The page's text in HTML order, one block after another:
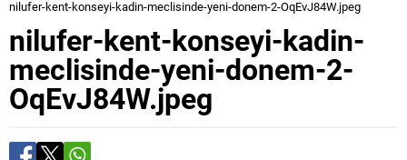
nilufer-kent-konseyi-kadin-meclisinde-yeni-donem-2-OqEvJ84W.jpeg
nilufer-kent-konseyi-kadin-
meclisinde-yeni-donem-2-
OqEvJ84W.jpeg